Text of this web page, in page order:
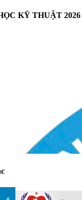
KỸ THUẬT 2026